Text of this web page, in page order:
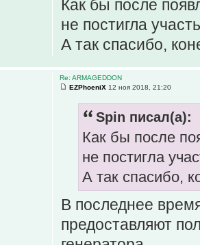
Как бы после
не постигла
А так спасибо,
Re: ARMAGEDDON
EZPhoeniX 12 ноя 2018, 21:20
Spin писал(а):
Как бы после
не постигла
А так спасибо,
В последнее
предоставляют